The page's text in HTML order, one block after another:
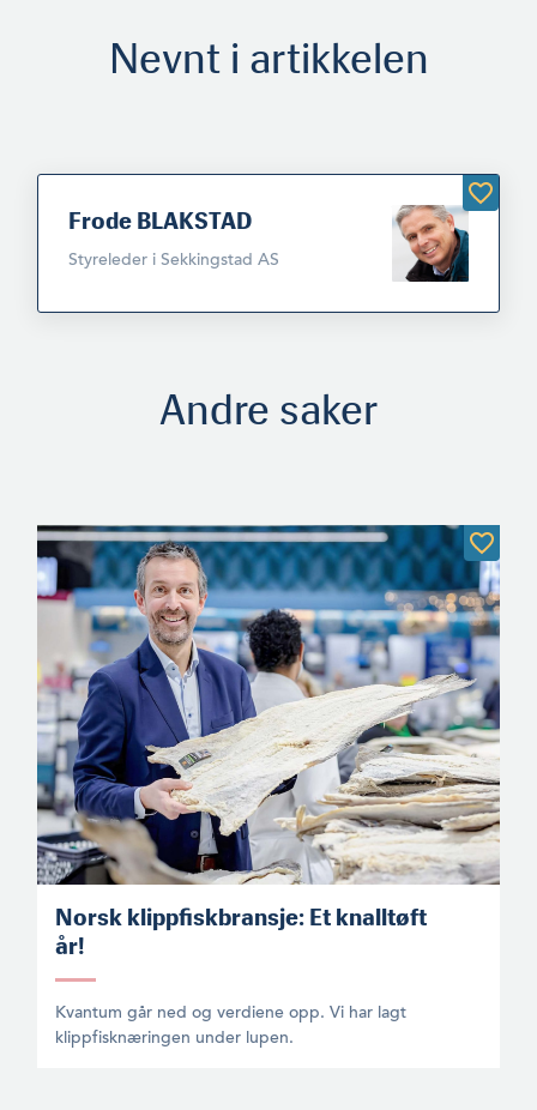
Nevnt i artikkelen
Frode BLAKSTAD
Styreleder i Sekkingstad AS
Andre saker
Norsk klippfiskbransje: Et knalltøft
år!
Kvantum går ned og verdiene opp. Vi har lagt
klippfisknæringen under lupen.